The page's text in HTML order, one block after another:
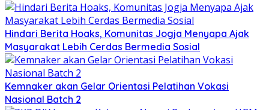
Hindari Berita Hoaks, Komunitas Jogja Menyapa Ajak
Masyarakat Lebih Cerdas Bermedia Sosial
Kemnaker akan Gelar Orientasi Pelatihan Vokasi
Nasional Batch 2